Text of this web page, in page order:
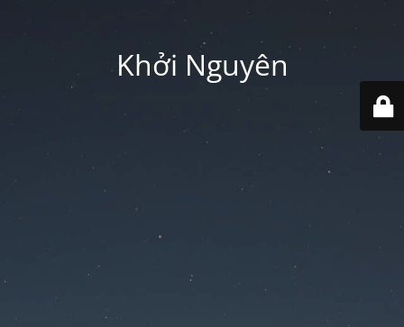
Khởi Nguyên